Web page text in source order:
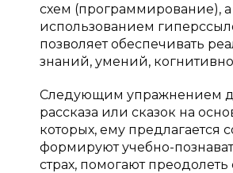
схем (программирование),
использованием
позволяет обеспечивать
знаний, умений,
Следующим упражнением
рассказа или сказок на
которых, ему предлагается
формируют учебно-
страх, помогают